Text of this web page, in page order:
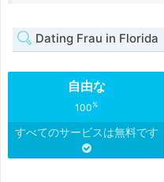
Dating Frau in Florida
自由な
100%
すべてのサービスは無料です